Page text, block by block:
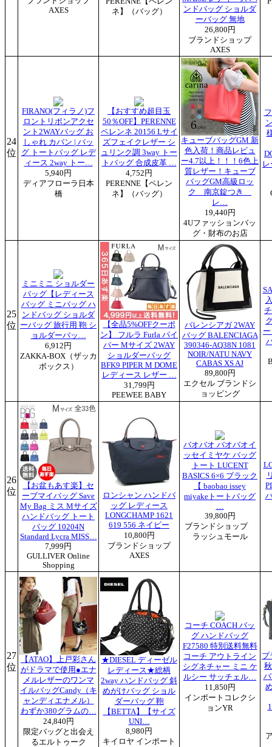
AXES
ネ】（バッグ）
ンドバッグ ショルダ
ーバッグ 無地
26,800円
ブランドショップ
AXES
24
位
FIRANO(フィラノ)フ
ロントリボンアクセ
ント2WAYバッグ お
しゃれ カバン | バッ
グ トートバッグ レデ
ィース 2way トー…
5,940円
ディアフローラ日本
橋
【おすすめ超目玉
50％OFF】PERENNE
ペレンネ 20156 Lサイ
ズフェイクレザー シ
ュリンク調 3way トー
トバッグ 合成皮革 …
4,752円
PERENNE【ペレン
ネ】（バッグ）
キューブバッグGM 新
色入荷！商品レビュ
ー4.7以上！！！6色上
質レザー！キューブ
バッグGM高級ロッ
ク 南京錠つき
レ…
19,440円
4Uファッションバッ
グ・財布のお店
25
位
ミニミニ ショルダー
バッグ【レディース
バッグ ミニバッグ ハ
ンドバッグ ショルダ
ーバッグ 旅行用 鞄 シ
ョルダーバッ…
6,912円
ZAKKA-BOX（ザッカ
ボックス）
【全品5%OFFクーポ
ン】 フルラ Furla パイ
パー Mサイズ 2WAY
ショルダーバッグ
BFK9 PIPER M DOME
レディース レザー …
31,799円
PEEWEE BABY
バレンシアガ 2WAY
バッグ BALENCIAGA
390346-AQ38N 1081
NOIR/NATU NAVY
CABAS XS AJ
89,800円
エクセル ブランドシ
ョッピング
26
位
【お盆もあす楽】セ
ーブマイバッグ Save
My Bag ミス Mサイズ
ハンドバッグ トート
バッグ 10204N
Standard Lycra MISS…
7,999円
GULLIVER Online
Shopping
ロンシャン ハンドバ
ッグ レディース
LONGCHAMP 1621
619 556 ネイビー
10,800円
ブランドショップ
AXES
バオバオ バオバオイ
ッセイミヤケ バッグ
トート LUCENT
BASICS 6×6 ブラック
【 baobao issey
miyakeトートバッグ
…
39,800円
ブランドショップ
ラッシュモール
27
位
【ATAO】上戸彩さん
がドラマで使用●エナ
メルレザーのワンマ
イルバッグCandy（キ
ャンディエナメル）
わずか380グラムの…
24,840円
限定バッグと出会え
るエルトゥーク
★DIESEL ディーゼル
レディース★総柄
2way ハンドバッグ 斜
めがけバッグ ショル
ダーバッグ 鞄
【BETTA】【サイズ
UNI…
8,980円
キイロヤ インポート
コーチ COACH バッ
グ ハンドバッグ
F27580 特別送料無料
コーチ アウトライン
シグネチャー ミニ ケ
ルシー サッチェル…
11,850円
インポートコレクシ
ョンYR
プ